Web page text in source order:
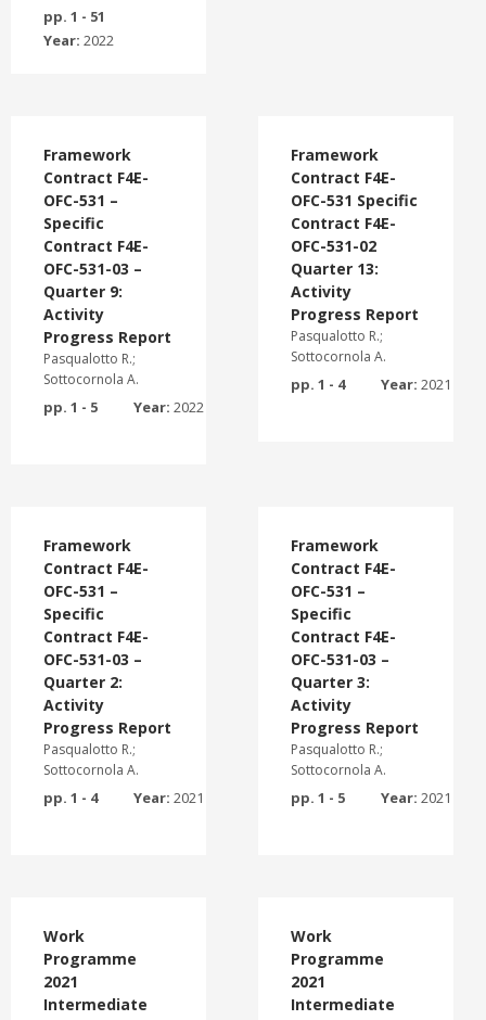
pp. 1 - 51
Year: 2022
Framework
Contract F4E-
OFC-531 –
Specific
Contract F4E-
OFC-531-03 –
Quarter 9:
Activity
Progress Report
Pasqualotto R.;
Sottocornola A.
pp. 1 - 5 Year: 2022
Framework
Contract F4E-
OFC-531 Specific
Contract F4E-
OFC-531-02
Quarter 13:
Activity
Progress Report
Pasqualotto R.;
Sottocornola A.
pp. 1 - 4 Year: 2021
Framework
Contract F4E-
OFC-531 –
Specific
Contract F4E-
OFC-531-03 –
Quarter 2:
Activity
Progress Report
Pasqualotto R.;
Sottocornola A.
pp. 1 - 4 Year: 2021
Framework
Contract F4E-
OFC-531 –
Specific
Contract F4E-
OFC-531-03 –
Quarter 3:
Activity
Progress Report
Pasqualotto R.;
Sottocornola A.
pp. 1 - 5 Year: 2021
Work
Programme
2021
Intermediate
Work
Programme
2021
Intermediate